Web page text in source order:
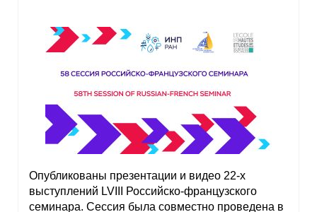
Опубликованы презентации и видео 22-х
выступлений LVIII Российско-французского
семинара. Сессия была совместно проведена в